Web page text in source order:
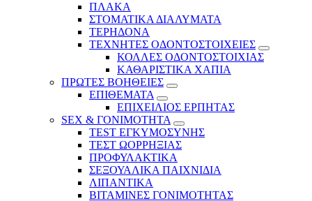
ΠΛΑΚΑ
ΣΤΟΜΑΤΙΚΑ ΔΙΑΛΥΜΑΤΑ
ΤΕΡΗΔΟΝΑ
ΤΕΧΝΗΤΕΣ ΟΔΟΝΤΟΣΤΟΙΧΕΙΕΣ
ΚΟΛΛΕΣ ΟΔΟΝΤΟΣΤΟΙΧΙΑΣ
ΚΑΘΑΡΙΣΤΙΚΑ ΧΑΠΙΑ
ΠΡΩΤΕΣ ΒΟΗΘΕΙΕΣ
ΕΠΙΘΕΜΑΤΑ
ΕΠΙΧΕΙΛΙΟΣ ΕΡΠΗΤΑΣ
SEX & ΓΟΝΙΜΟΤΗΤΑ
TEST ΕΓΚΥΜΟΣΥΝΗΣ
ΤΕΣΤ ΩΟΡΡΗΞΙΑΣ
ΠΡΟΦΥΛΑΚΤΙΚΑ
ΣΕΞΟΥΑΛΙΚΑ ΠΑΙΧΝΙΔΙΑ
ΛΙΠΑΝΤΙΚΑ
ΒΙΤΑΜΙΝΕΣ ΓΟΝΙΜΟΤΗΤΑΣ